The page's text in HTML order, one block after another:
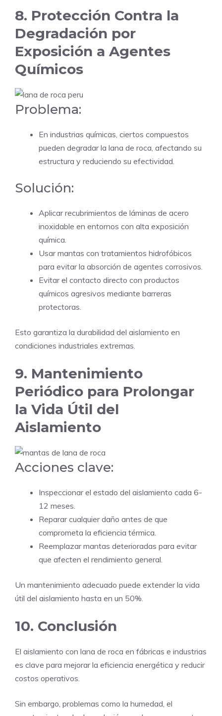
8. Protección Contra la
Degradación por
Exposición a Agentes
Químicos
Problema:
En industrias químicas, ciertos compuestos
pueden degradar la lana de roca, afectando su
estructura y reduciendo su efectividad.
Solución:
Aplicar recubrimientos de láminas de acero
inoxidable en entornos con alta exposición
química.
Usar mantas con tratamientos hidrofóbicos
para evitar la absorción de agentes corrosivos.
Evitar el contacto directo con productos
químicos agresivos mediante barreras
protectoras.
Esto garantiza la durabilidad del aislamiento en
condiciones industriales extremas.
9. Mantenimiento
Periódico para Prolongar
la Vida Útil del
Aislamiento
Acciones clave:
Inspeccionar el estado del aislamiento cada 6-
12 meses.
Reparar cualquier daño antes de que
comprometa la eficiencia térmica.
Reemplazar mantas deterioradas para evitar
que afecten el rendimiento general.
Un mantenimiento adecuado puede extender la vida
útil del aislamiento hasta en un 50%.
10. Conclusión
El aislamiento con lana de roca en fábricas e industrias
es clave para mejorar la eficiencia energética y reducir
costos operativos.
Sin embargo, problemas como la humedad, el